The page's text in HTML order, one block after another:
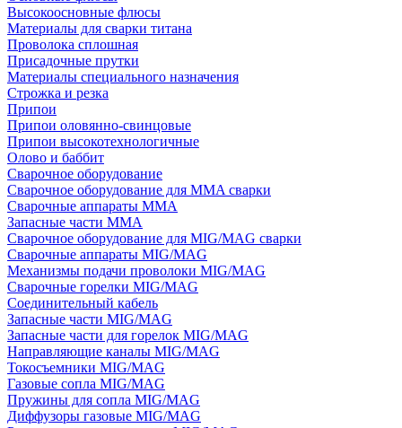
Высокоосновные флюсы
Материалы для сварки титана
Проволока сплошная
Присадочные прутки
Материалы специального назначения
Строжка и резка
Припои
Припои оловянно-свинцовые
Припои высокотехнологичные
Олово и баббит
Сварочное оборудование
Сварочное оборудование для MMA сварки
Сварочные аппараты MMA
Запасные части MMA
Сварочное оборудование для MIG/MAG сварки
Сварочные аппараты MIG/MAG
Механизмы подачи проволоки MIG/MAG
Сварочные горелки MIG/MAG
Соединительный кабель
Запасные части MIG/MAG
Запасные части для горелок MIG/MAG
Направляющие каналы MIG/MAG
Токосъемники MIG/MAG
Газовые сопла MIG/MAG
Пружины для сопла MIG/MAG
Диффузоры газовые MIG/MAG